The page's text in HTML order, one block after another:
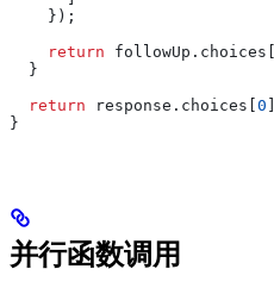
    });
    return
followUp . choices
  }
  return
response . choices 0
}
并行函数调用